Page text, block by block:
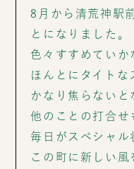
8月から清荒神駅
とになりました。
色々すすめていか
ほんとにタイトな
かなり焦らないと
他のことの打合せ
毎日がスペシャル
この町に新しい風